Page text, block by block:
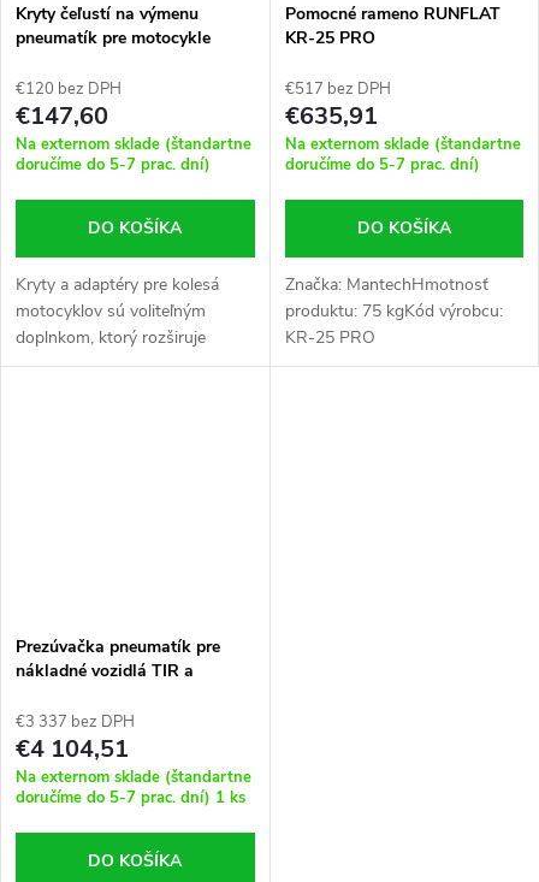
Kryty čeľustí na výmenu
pneumatík pre motocykle
€120 bez DPH
€147,60
Na externom sklade (štandartne
doručíme do 5-7 prac. dní)
DO KOŠÍKA
Kryty a adaptéry pre kolesá
motocyklov sú voliteľným
doplnkom, ktorý rozširuje
možnosti vyzúvačky pneumatík
Pomocné rameno RUNFLAT
KR-25 PRO
€517 bez DPH
€635,91
Na externom sklade (štandartne
doručíme do 5-7 prac. dní)
DO KOŠÍKA
Značka: MantechHmotnosť
produktu: 75 kgKód výrobcu:
KR-25 PRO
Prezúvačka pneumatík pre
nákladné vozidlá TIR a
€3 337 bez DPH
€4 104,51
Na externom sklade (štandartne
doručíme do 5-7 prac. dní) 1 ks
DO KOŠÍKA